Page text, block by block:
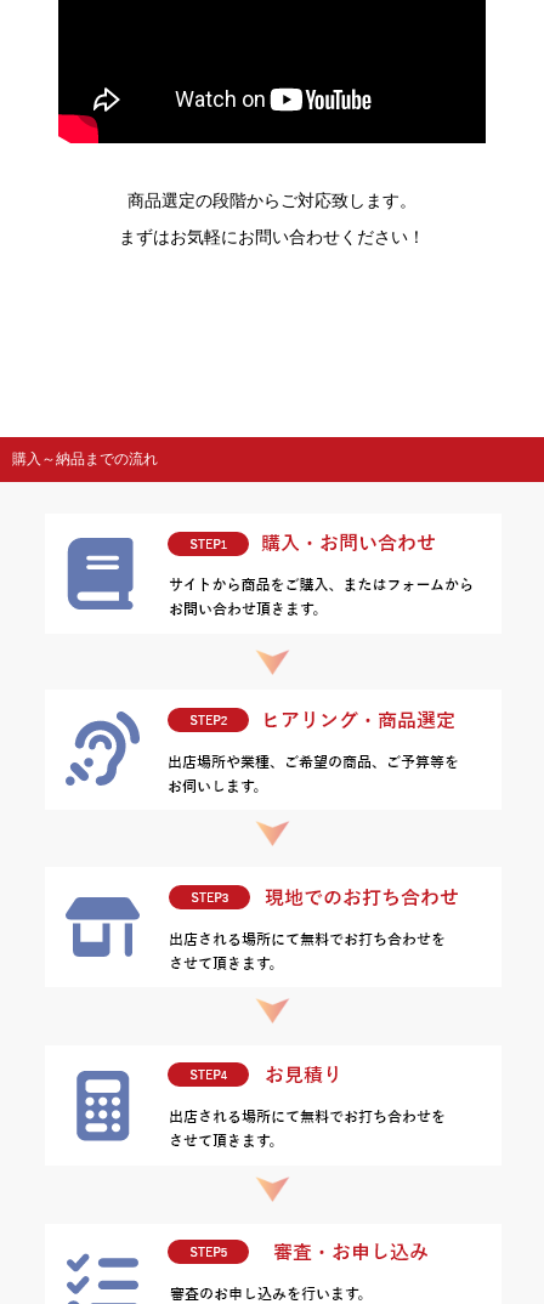
商品選定の段階からご対応致します。
まずはお気軽にお問い合わせください！
購入～納品までの流れ